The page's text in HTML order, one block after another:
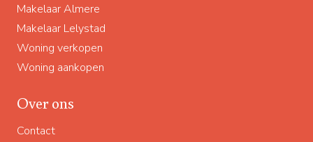
Makelaar Almere
Makelaar Lelystad
Woning verkopen
Woning aankopen
Over ons
Contact